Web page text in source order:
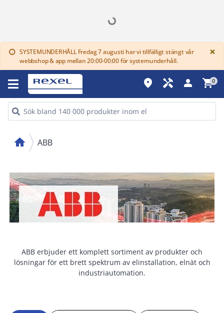
info SYSTEMUNDERHÅLL Fredag 7 augusti har vi tillfälligt stängt vår
webbshop & app mellan 20:00-00:00 för systemunderhåll.
×
place handyman person shopping_cart0
home ABB
ABB erbjuder ett komplett sortiment av produkter och
lösningar för ett brett spektrum av elinstallation, elnät och
industriautomation.